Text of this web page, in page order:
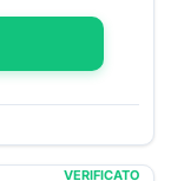
VERIFICATO